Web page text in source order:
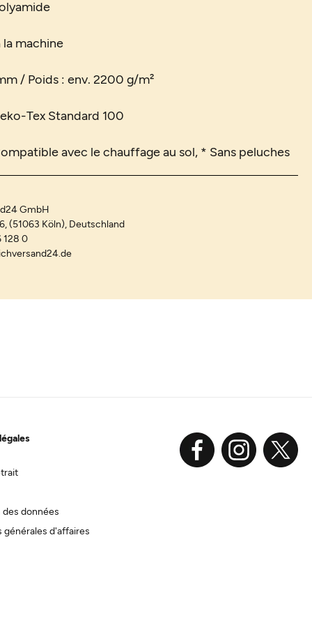
la machine
mm / Poids : env. 2200 g/m²
Tex Standard 100
avec le chauffage au sol, * Sans peluches
GmbH
(51063 Köln), Deutschland
128 0
données
générales d'affaires